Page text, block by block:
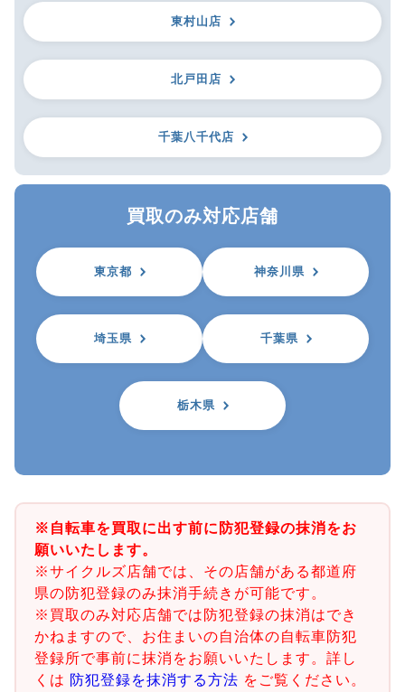
東村山店
北戸田店
千葉八千代店
買取のみ対応店舗
東京都 神奈川県
埼玉県 千葉県
栃木県
※自転車を買取に出す前に防犯登録の抹消をお
願いいたします。
※サイクルズ店舗では、その店舗がある都道府
県の防犯登録のみ抹消手続きが可能です。
※買取のみ対応店舗では防犯登録の抹消はでき
かねますので、お住まいの自治体の自転車防犯
登録所で事前に抹消をお願いいたします。詳し
くは 防犯登録を抹消する方法 をご覧ください。